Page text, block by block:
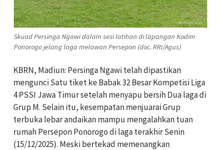
Skuad Persinga Ngawi dalam sesi latihan di lapangan Kodim
Ponorogo jelang laga melawan Persepon (doc. RRI/Agus)
KBRN, Madiun: Persinga Ngawi telah dipastikan
mengunci Satu tiket ke Babak 32 Besar Kompetisi Liga
4 PSSI Jawa Timur setelah menyapu bersih Dua laga di
Grup M. Selain itu, kesempatan menjuarai Grup
terbuka lebar andaikan mampu mengalahkan tuan
rumah Persepon Ponorogo di laga terakhir Senin
(15/12/2025). Meski bertekad memenangkan